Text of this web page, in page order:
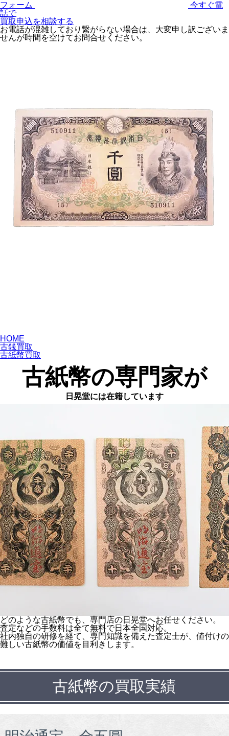
フォーム
今すぐ電
話で
買取申込を相談する
お電話が混雑しており繋がらない場合は、大変申し訳ございま
せんが時間を空けてお問合せください。
HOME
古銭買取
古紙幣買取
古紙幣の専門家が
日晃堂には在籍しています
どのような古紙幣でも、専門店の日晃堂へお任せください。
査定などの手数料は全て無料で日本全国対応。
社内独自の研修を経て、専門知識を備えた査定士が、値付けの
難しい古紙幣の価値を目利きします。
古紙幣の買取実績